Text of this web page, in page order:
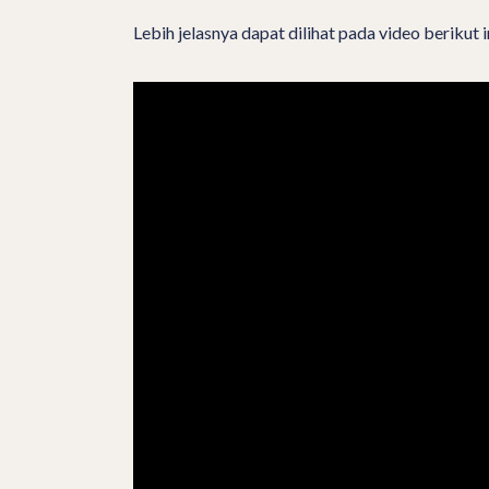
Lebih jelasnya dapat dilihat pada video berikut